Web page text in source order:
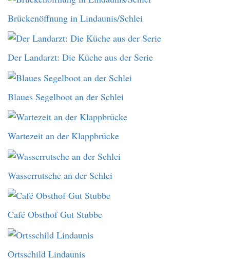
Brückenöffnung in Lindaunis/Schlei
Der Landarzt: Die Küche aus der Serie
Blaues Segelboot an der Schlei
Wartezeit an der Klappbrücke
Wasserrutsche an der Schlei
Café Obsthof Gut Stubbe
Ortsschild Lindaunis